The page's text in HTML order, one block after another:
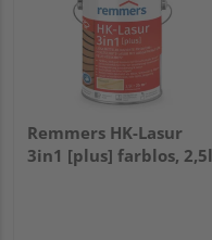
Remmers HK-Lasur
3in1 [plus] farblos, 2,5l